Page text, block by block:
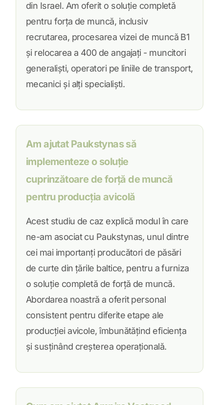
din Israel. Am oferit o soluție completă
pentru forța de muncă, inclusiv
recrutarea, procesarea vizei de muncă B1
și relocarea a 400 de angajați - muncitori
generaliști, operatori pe liniile de transport,
mecanici și alți specialiști.
Am ajutat Paukstynas să
implementeze o soluție
cuprinzătoare de forță de muncă
pentru producția avicolă
Acest studiu de caz explică modul în care
ne-am asociat cu Paukstynas, unul dintre
cei mai importanți producători de păsări
de curte din țările baltice, pentru a furniza
o soluție completă de forță de muncă.
Abordarea noastră a oferit personal
consistent pentru diferite etape ale
producției avicole, îmbunătățind eficiența
și susținând creșterea operațională.